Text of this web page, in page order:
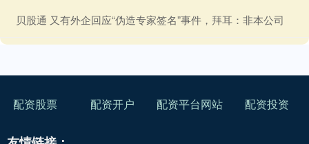
​贝股通 又有外企回应“伪造专家签名”事件，拜耳：非本公司
配资股票 配资开户 配资平台网站 配资投资